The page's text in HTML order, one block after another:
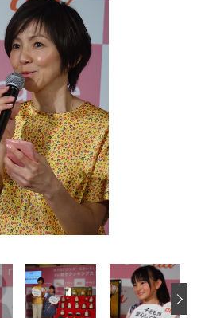
ブログ
その他
ショッピング